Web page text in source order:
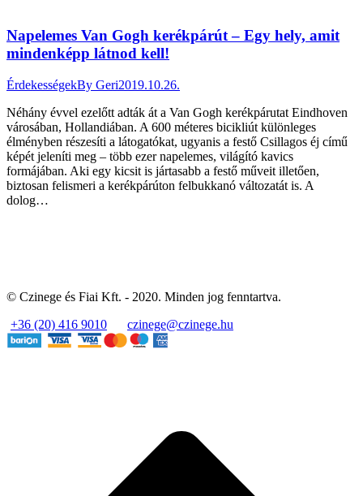
Napelemes Van Gogh kerékpárút – Egy hely, amit
mindenképp látnod kell!
ÉrdekességekBy Geri2019.10.26.
Néhány évvel ezelőtt adták át a Van Gogh kerékpárutat Eindhoven
városában, Hollandiában. A 600 méteres bicikliút különleges
élményben részesíti a látogatókat, ugyanis a festő Csillagos éj című
képét jeleníti meg – több ezer napelemes, világító kavics
formájában. Aki egy kicsit is jártasabb a festő műveit illetően,
biztosan felismeri a kerékpárúton felbukkanó változatát is. A
dolog…
© Czinege és Fiai Kft. - 2020. Minden jog fenntartva.
+36 (20) 416 9010
czinege@czinege.hu